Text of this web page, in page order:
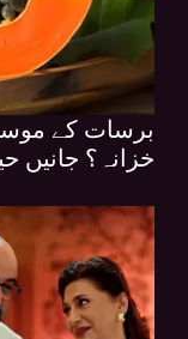
برسات کے
خزانہ؟ جانیں